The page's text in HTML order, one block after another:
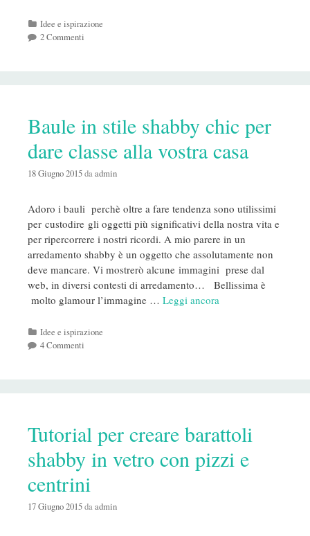
Categorie
Idee e ispirazione
2 Commenti
Baule in stile shabby chic per
dare classe alla vostra casa
18 Giugno 2015daadmin
Adoro i bauli perchè oltre a fare tendenza sono utilissimi
per custodire gli oggetti più significativi della nostra vita e
per ripercorrere i nostri ricordi. A mio parere in un
arredamento shabby è un oggetto che assolutamente non
deve mancare. Vi mostrerò alcune immagini prese dal
web, in diversi contesti di arredamento… Bellissima è
molto glamour l’immagine … Leggi ancora
Categorie
Idee e ispirazione
4 Commenti
Tutorial per creare barattoli
shabby in vetro con pizzi e
centrini
17 Giugno 2015daadmin